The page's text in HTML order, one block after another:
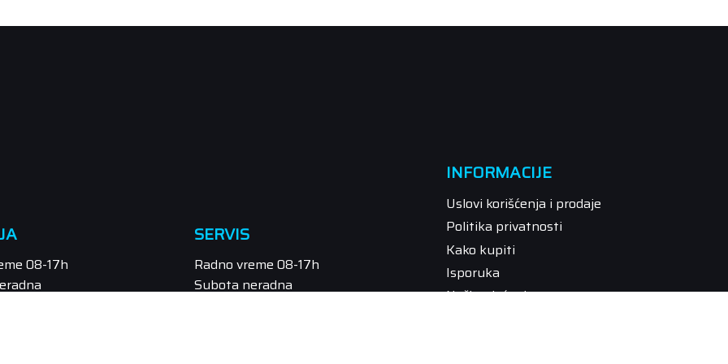
08-17h
SERVIS
Radno vreme 08-17h
Subota neradna
INFORMACIJE
Uslovi korišćenja i prodaje
Politika privatnosti
Kako kupiti
Isporuka
Način plaćanja